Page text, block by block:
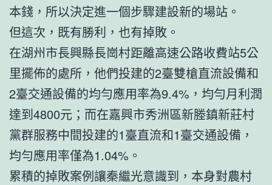
本錢，所以決定進一個步驟建設新的場站。
但這次，既有勝利，也有掉敗。
在湖州市長興縣長崗村距離高速公路收費站5公
里擺佈的處所，他們投建的2臺雙槍直流設備和
2臺交通設備的均勻應用率為9.4%，均勻月利潤
達到4800元；而在嘉興市秀洲區新塍鎮新莊村
黨群服務中間投建的1臺直流和1臺交通設備，
均勻應用率僅為1.04%。
累積的掉敗案例讓秦繼光意識到，本身對農村